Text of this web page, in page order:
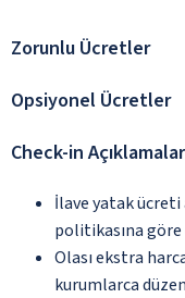
Zorunlu Ücretler
Opsiyonel Ücretler
Check-in
İlave yatak
politikasına
Olası ekstra
kurumlarca